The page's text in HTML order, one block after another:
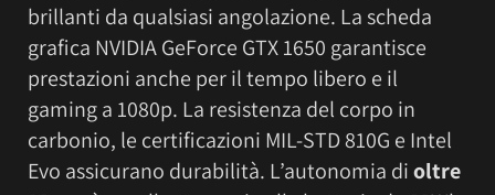
brillanti da qualsiasi angolazione. La scheda
grafica NVIDIA GeForce GTX 1650 garantisce
prestazioni anche per il tempo libero e il
gaming a 1080p. La resistenza del corpo in
carbonio, le certificazioni MIL-STD 810G e Intel
Evo assicurano durabilità. L’autonomia dioltre